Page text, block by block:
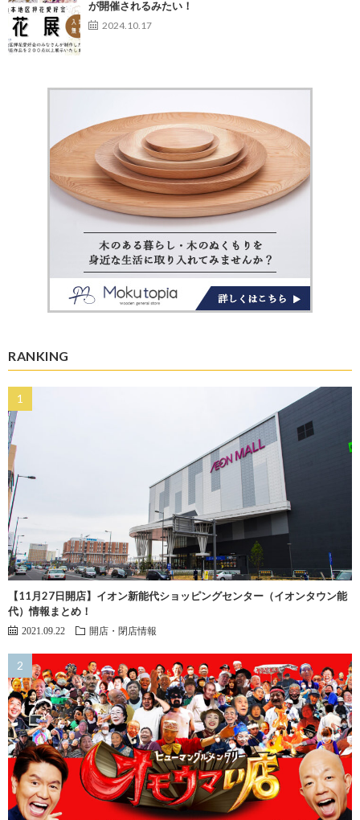
が開催されるみたい！
2024.10.17
RANKING
【11月27日開店】イオン新能代ショッピングセンター（イオンタウン能
代）情報まとめ！
2021.09.22 開店・閉店情報